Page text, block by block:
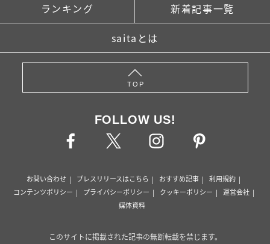
ランキング 新着記事一覧
saitaとは
TOP
FOLLOW US!
お問い合わせ プレスリリースはこちら おすすめ記事
利用規約
コンテンツポリシー
プライバシーポリシー クッキーポリシー
運営会社
媒体資料
このサイトに掲載された記事の無断転載を禁じます。